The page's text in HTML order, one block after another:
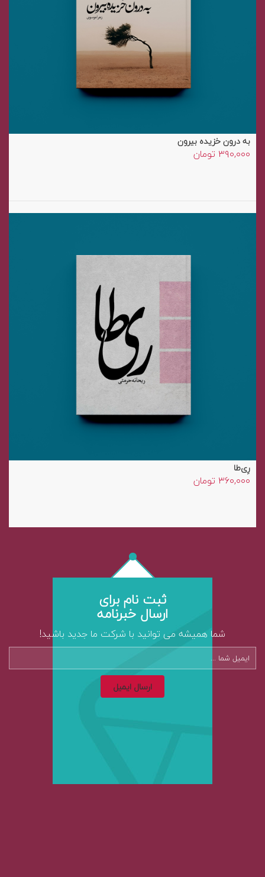
به درون خزیده بیرون
۳۹۰,۰۰۰ تومان
رِی‌طا
۳۶۰,۰۰۰ تومان
ثبت نام برای
ارسال خبرنامه
شما همیشه می توانید با شرکت ما جدید باشید!